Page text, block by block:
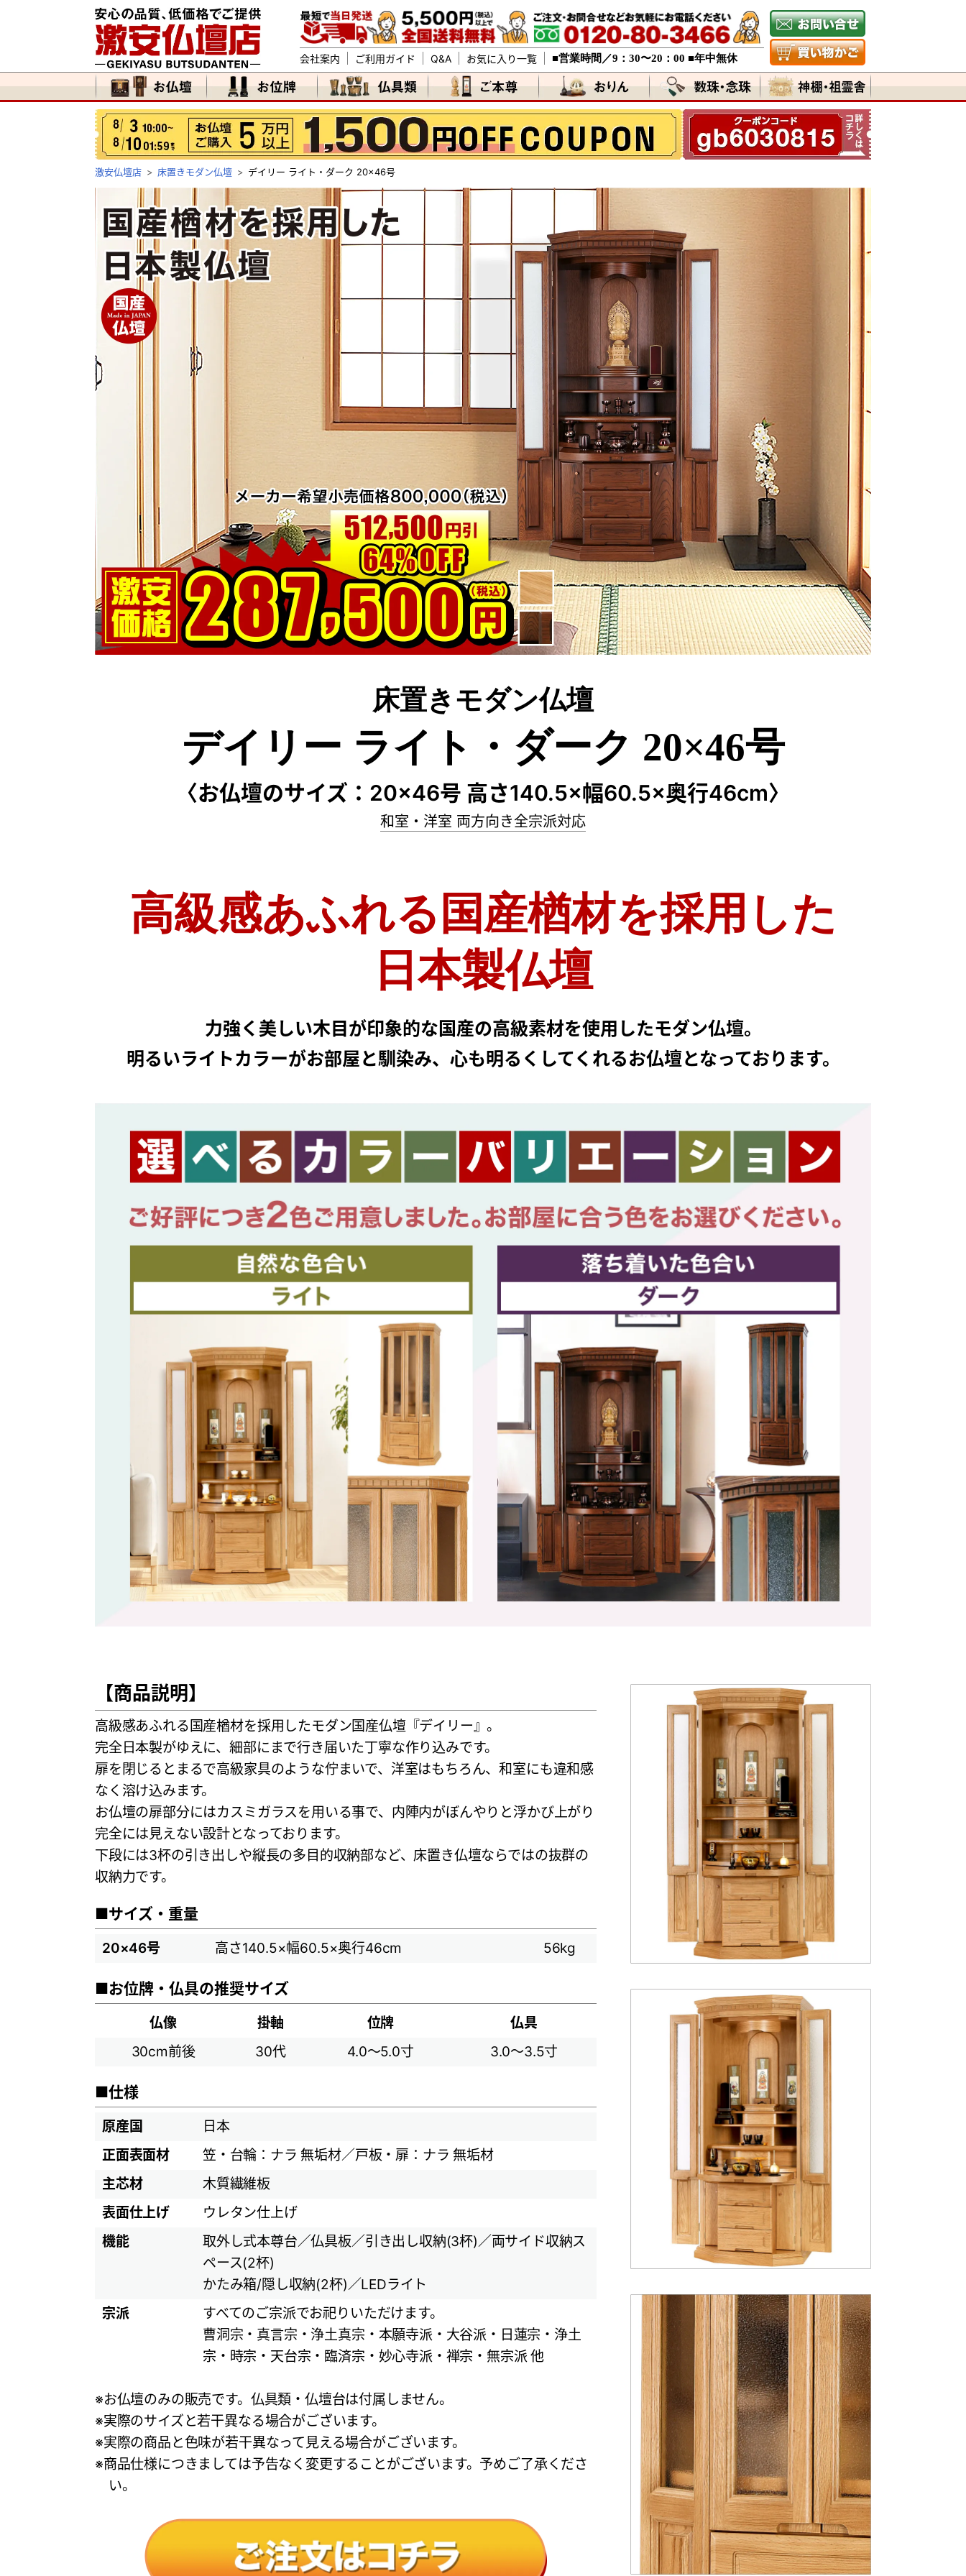
会社案内 ご利用ガイド Q&A お気に入り一覧 ■営業時間／9：30〜20：00 ■年中無休
激安仏壇店 床置きモダン仏壇 デイリー ライト・ダーク 20×46号
床置きモダン仏壇
デイリー ライト・ダーク 20×46号
〈お仏壇のサイズ：20×46号 高さ140.5×幅60.5×奥行46cm〉
和室・洋室 両方向き全宗派対応
高級感あふれる国産楢材を採用した
日本製仏壇
力強く美しい木目が印象的な国産の高級素材を使用したモダン仏壇。
明るいライトカラーがお部屋と馴染み、心も明るくしてくれるお仏壇となっております。
【商品説明】
高級感あふれる国産楢材を採用したモダン国産仏壇『デイリー』。
完全日本製がゆえに、細部にまで行き届いた丁寧な作り込みです。
扉を閉じるとまるで高級家具のような佇まいで、洋室はもちろん、和室にも違和感
なく溶け込みます。
お仏壇の扉部分にはカスミガラスを用いる事で、内陣内がぼんやりと浮かび上がり
完全には見えない設計となっております。
下段には3杯の引き出しや縦長の多目的収納部など、床置き仏壇ならではの抜群の
収納力です。
■サイズ・重量
20×46号 高さ140.5×幅60.5×奥行46cm 56kg
■お位牌・仏具の推奨サイズ
仏像 掛軸 位牌
仏具
30cm前後
30代 4.0～5.0寸 3.0～3.5寸
■仕様
原産国
日本
正面表面材
笠・台輪：ナラ 無垢材／戸板・扉：ナラ 無垢材
主芯材
木質繊維板
表面仕上げ
ウレタン仕上げ
機能
取外し式本尊台／仏具板／引き出し収納(3杯)／両サイド収納ス
ペース(2杯)
かたみ箱/隠し収納(2杯)／LEDライト
宗派
すべてのご宗派でお祀りいただけます。
曹洞宗・真言宗・浄土真宗・本願寺派・大谷派・日蓮宗・浄土
宗・時宗・天台宗・臨済宗・妙心寺派・禅宗・無宗派 他
※お仏壇のみの販売です。仏具類・仏壇台は付属しません。
※実際のサイズと若干異なる場合がございます。
※実際の商品と色味が若干異なって見える場合がございます。
※商品仕様につきましては予告なく変更することがございます。予めご了承くださ
い。